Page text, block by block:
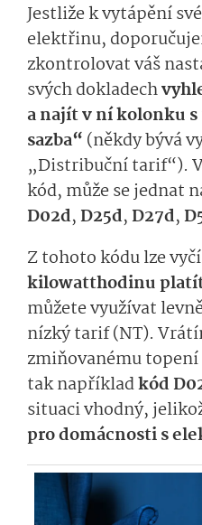
Jestliže k vytápění
elektřinu,
zkontrolovat váš
svých dokladech
a najít v ní kolonku
sazba“ (někdy bývá
„Distribuční tarif“).
kód, může se jednat
D02d,D25d,D27d,
Z tohoto kódu lze
kilowatthodinu
můžete využívat
nízký tarif (NT).
zmiňovanému
tak napříkladkód
situaci vhodný,
pro domácnosti s